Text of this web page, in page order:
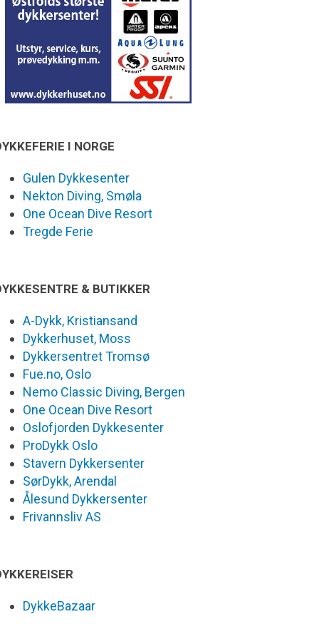
I NORGE
Gulen Dykkesenter
Nekton Diving, Smøla
One Ocean Dive Resort
Tregde Ferie
& BUTIKKER
A-Dykk, Kristiansand
Dykkerhuset, Moss
Dykkersentret Tromsø
Fue.no, Oslo
Nemo Classic Diving, Bergen
One Ocean Dive Resort
Oslofjorden Dykkesenter
ProDykk Oslo
Stavern Dykkersenter
SørDykk, Arendal
Ålesund Dykkersenter
Frivannsliv AS
DykkeBazaar